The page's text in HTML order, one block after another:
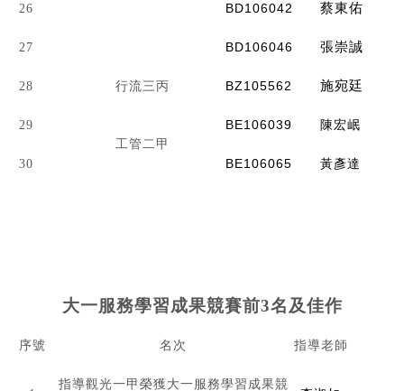
26 BD106042 蔡東佑
27 BD106046 張崇誠
28 行流三丙 BZ105562 施宛廷
29
工管二甲
BE106039 陳宏岷
30 BE106065 黃彥達
大一服務學習成果競賽前3名及佳作
序號 名次 指導老師
指導觀光一甲榮獲大一服務學習成果競